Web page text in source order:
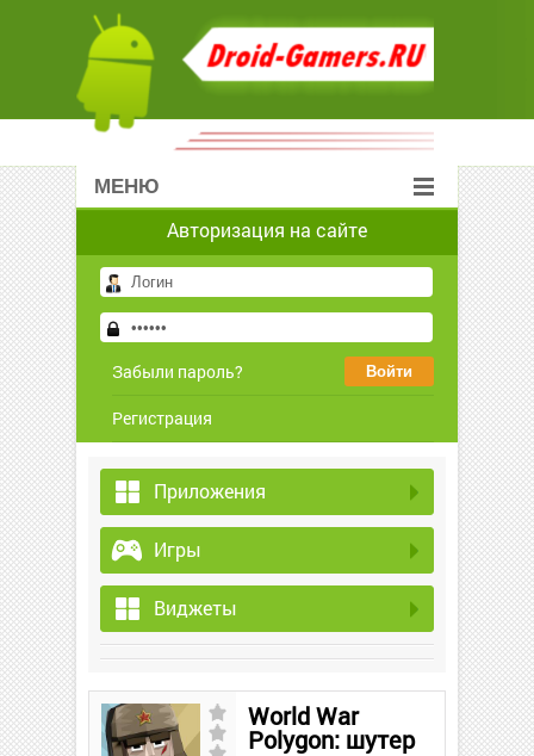
МЕНЮ
Авторизация на сайте
Забыли пароль?
Регистрация
Приложения
Игры
Виджеты
World War
Polygon: шутер